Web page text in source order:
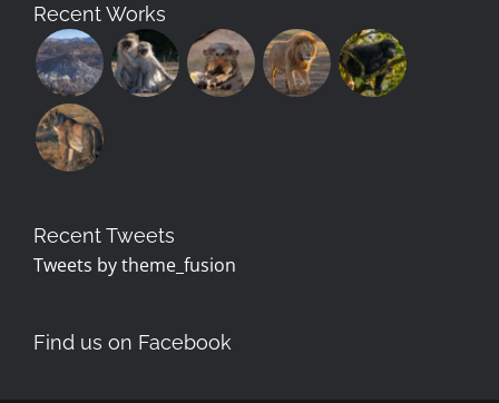
Recent Works
Recent Tweets
Tweets by theme_fusion
Find us on Facebook